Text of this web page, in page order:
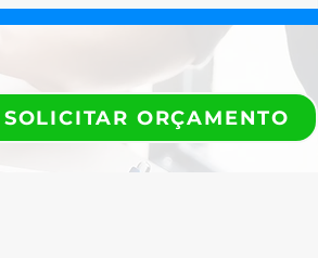
SOLICITAR ORÇAMENTO